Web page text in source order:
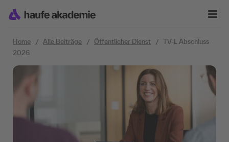
Home Alle Beiträge Öffentlicher Dienst
TV-L Abschluss
2026